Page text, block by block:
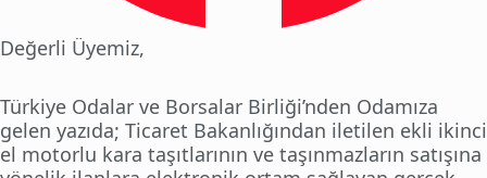
Değerli Üyemiz,
Türkiye Odalar ve Borsalar Birliği’nden Odamıza
gelen yazıda; Ticaret Bakanlığından iletilen ekli ikinci
el motorlu kara taşıtlarının ve taşınmazların satışına